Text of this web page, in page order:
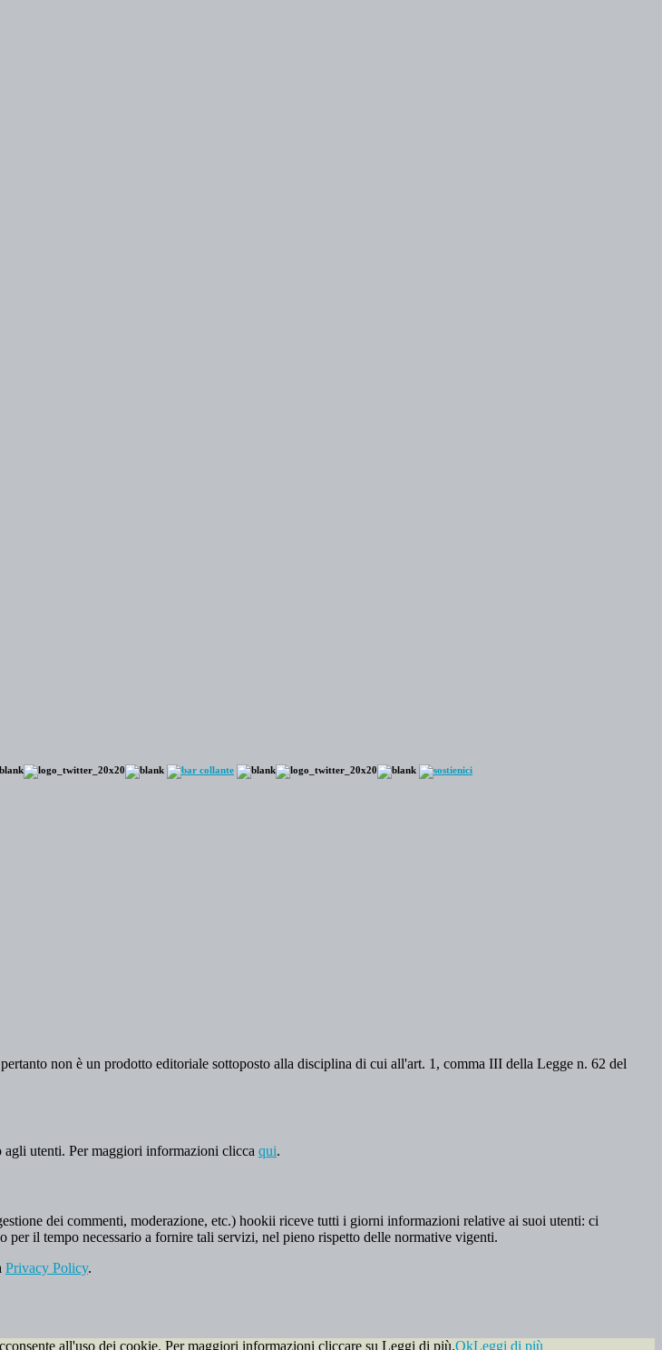
non è un prodotto editoriale sottoposto alla disciplina di cui all'art. 1, comma III della Legge n. 62 del
utenti. Per maggiori informazioni clicca qui.
dei commenti, moderazione, etc.) hookii riceve tutti i giorni informazioni relative ai suoi utenti: ci
il tempo necessario a fornire tali servizi, nel pieno rispetto delle normative vigenti.
Privacy Policy.
all'uso dei cookie. Per maggiori informazioni cliccare su Leggi di più.OkLeggi di più